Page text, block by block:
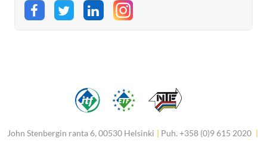
Jaa Facebookissa
Jaa Twitterissä
Jaa LinkedInissä
John Stenbergin ranta 6, 00530 Helsinki | Puh. +358 (0)9 615 2020 |